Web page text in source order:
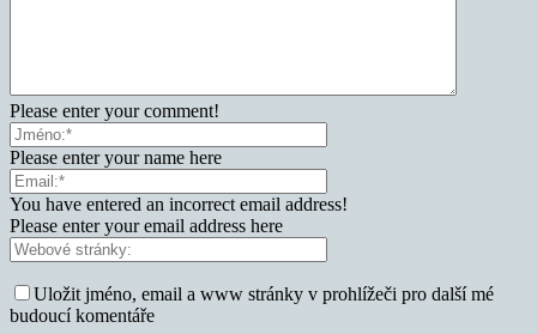
Please enter your comment!
Please enter your name here
You have entered an incorrect email address!
Please enter your email address here
Uložit jméno, email a www stránky v prohlížeči pro další mé
budoucí komentáře